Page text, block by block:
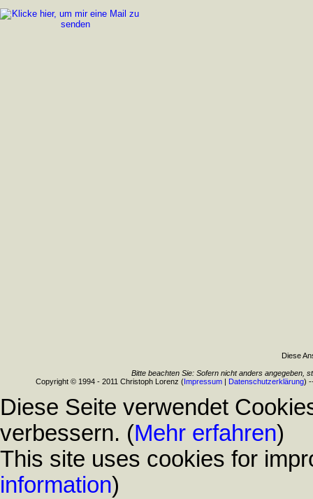
Diese
Bitte beachten Sie: Sofern nicht anders angegeben,
Copyright © 1994 - 2011 Christoph Lorenz (Impressum | Datenschutzerklärung)
Diese Seite verwendet
verbessern. (Mehr erfahren)
This site uses cookies for
information)